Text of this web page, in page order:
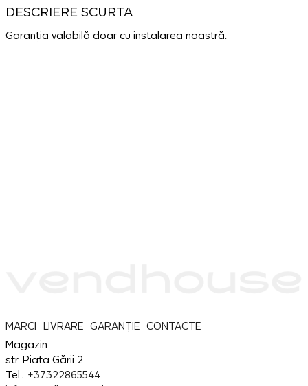
DESCRIERE SCURTA
Garanția valabilă doar cu instalarea noastră.
MARCI LIVRARE GARANȚIE
CONTACTE
Magazin
str. Piața Gării 2
Tel.: +37322865544